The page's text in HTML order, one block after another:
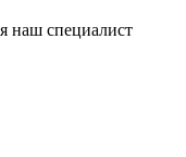
наш специалист